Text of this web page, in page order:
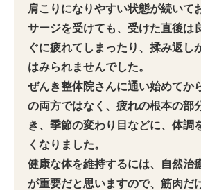
肩こりになりやすい状態が続いて
サージを受けても、受けた直後は
ぐに疲れてしまったり、揉み返し
はみられませんでした。
ぜんき整体院さんに通い始めてか
の両方ではなく、疲れの根本の部
き、季節の変わり目などに、体調
くなりました。
健康な体を維持するには、自然治
が重要だと思いますので、筋肉だ